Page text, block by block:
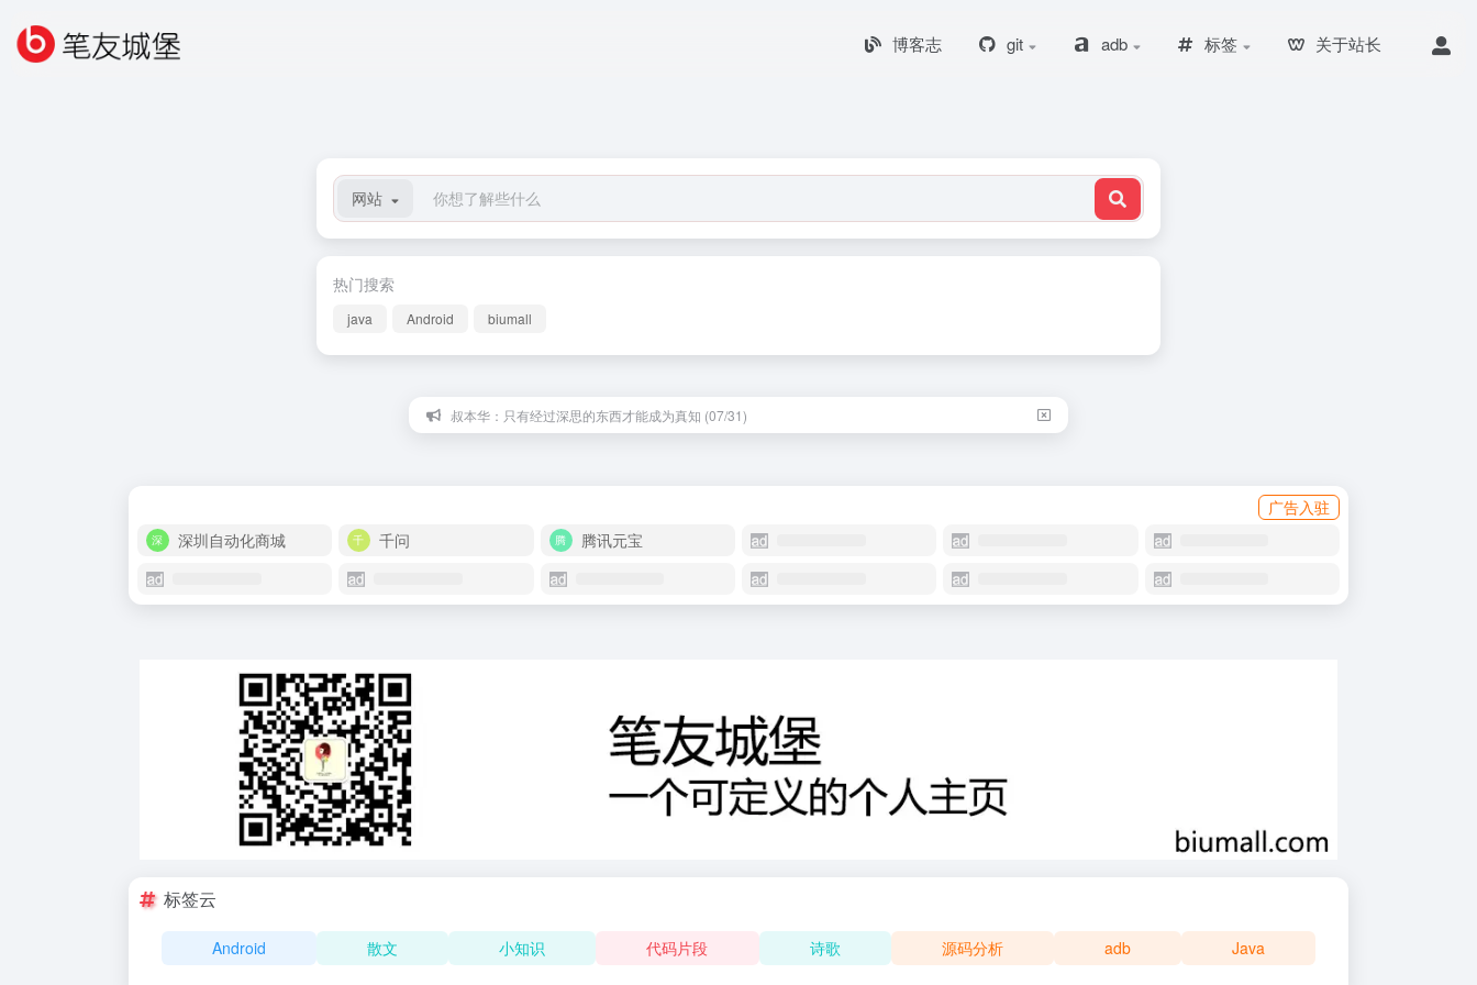
博客志 git adb 标签 关于站长
网站
热门搜索
java Android biumall
叔本华：只有经过深思的东西才能成为真知 (07/31)
广告入驻
深圳自动化商城
千问 腾讯元宝
标签云
Android 散文 小知识 代码片段 诗歌 源码分析 adb Java